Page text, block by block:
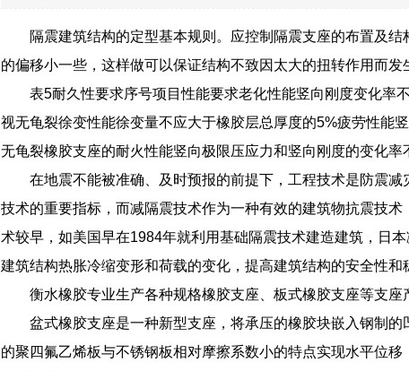
隔震建筑结构的定型基本规则。应控制隔震支座的布置及
的偏移小一些，这样做可以保证结构不致因太大的扭转作用而发
表5耐久性要求序号项目性能要求老化性能竖向刚度变化率
视无龟裂徐变性能徐变量不应大于橡胶层总厚度的5%疲劳性能
无龟裂橡胶支座的耐火性能竖向极限压应力和竖向刚度的变化率
在地震不能被准确、及时预报的前提下，工程技术是防震
技术的重要指标，而减隔震技术作为一种有效的建筑物抗震技
术较早，如美国早在1984年就利用基础隔震技术建造建筑，日
建筑结构热胀冷缩变形和荷载的变化，提高建筑结构的安全性和
衡水橡胶专业生产各种规格橡胶支座、板式橡胶支座等支
盆式橡胶支座是一种新型支座，将承压的橡胶块嵌入钢制
的聚四氟乙烯板与不锈钢板相对摩擦系数小的特点实现水平位